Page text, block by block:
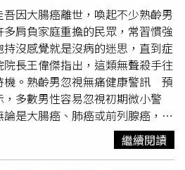
因大腸癌離世，喚起不少熟齡男
肩負家庭重擔的民眾，常習慣強
沒感覺就是沒病的迷思，直到症
長王偉傑指出，這類無聲殺手往
機。熟齡男忽視無痛健康警訊 預
多數男性容易忽視初期微小警
是大腸癌、肺癌或前列腺癌，早
。現代健康管理觀念，應從事後
實無症狀定期篩檢，才能在病灶
發癌症與代謝疾病 精準防禦指標
繼續閱讀